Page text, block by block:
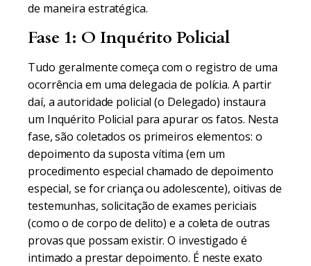
de maneira estratégica.
Fase 1: O Inquérito Policial
Tudo geralmente começa com o registro de uma
ocorrência em uma delegacia de polícia. A partir
daí, a autoridade policial (o Delegado) instaura
um Inquérito Policial para apurar os fatos. Nesta
fase, são coletados os primeiros elementos: o
depoimento da suposta vítima (em um
procedimento especial chamado de depoimento
especial, se for criança ou adolescente), oitivas de
testemunhas, solicitação de exames periciais
(como o de corpo de delito) e a coleta de outras
provas que possam existir. O investigado é
intimado a prestar depoimento. É neste exato